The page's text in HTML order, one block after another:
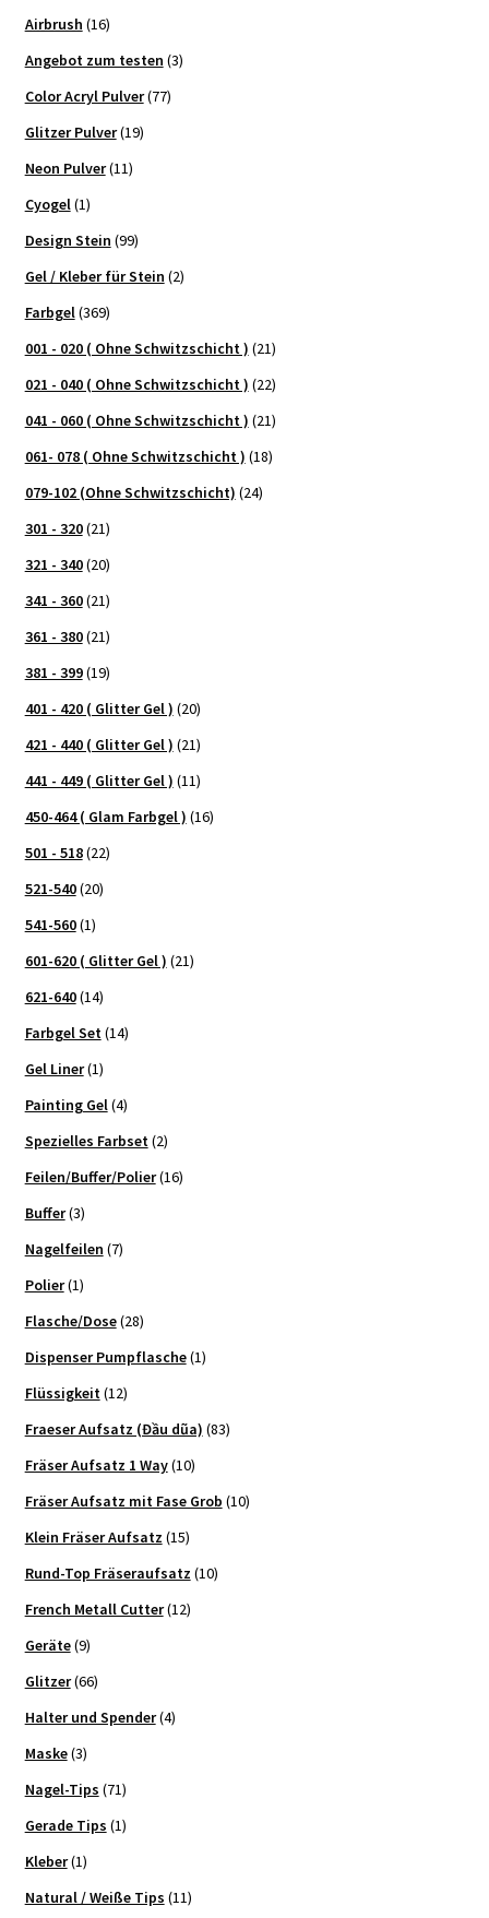
Airbrush (16)
Angebot zum testen (3)
Color Acryl Pulver(77)
Glitzer Pulver(19)
Neon Pulver(11)
Cyogel(1)
Design Stein (99)
Gel / Kleber für Stein (2)
Farbgel(369)
001 - 020 ( Ohne Schwitzschicht ) (21)
021 - 040 ( Ohne Schwitzschicht ) (22)
041 - 060 ( Ohne Schwitzschicht ) (21)
061- 078 ( Ohne Schwitzschicht ) (18)
079-102 (Ohne Schwitzschicht) (24)
301 - 320(21)
321 - 340(20)
341 - 360(21)
361 - 380(21)
381 - 399(19)
401 - 420 ( Glitter Gel ) (20)
421 - 440 ( Glitter Gel ) (21)
441 - 449 ( Glitter Gel ) (11)
450-464 ( Glam Farbgel ) (16)
501 - 518(22)
521-540(20)
541-560(1)
601-620 ( Glitter Gel ) (21)
621-640(14)
Farbgel Set(14)
Gel Liner(1)
Painting Gel(4)
Spezielles Farbset(2)
Feilen/Buffer/Polier(16)
Buffer(3)
Nagelfeilen (7)
Polier(1)
Flasche/Dose(28)
Dispenser Pumpflasche(1)
Flüssigkeit(12)
Fraeser Aufsatz (Đầu dũa) (83)
Fräser Aufsatz 1 Way(10)
Fräser Aufsatz mit Fase Grob (10)
Klein Fräser Aufsatz (15)
Rund-Top Fräseraufsatz (10)
French Metall Cutter(12)
Geräte(9)
Glitzer(66)
Halter und Spender(4)
Maske(3)
Nagel-Tips (71)
Gerade Tips (1)
Kleber(1)
Natural / Weiße Tips (11)